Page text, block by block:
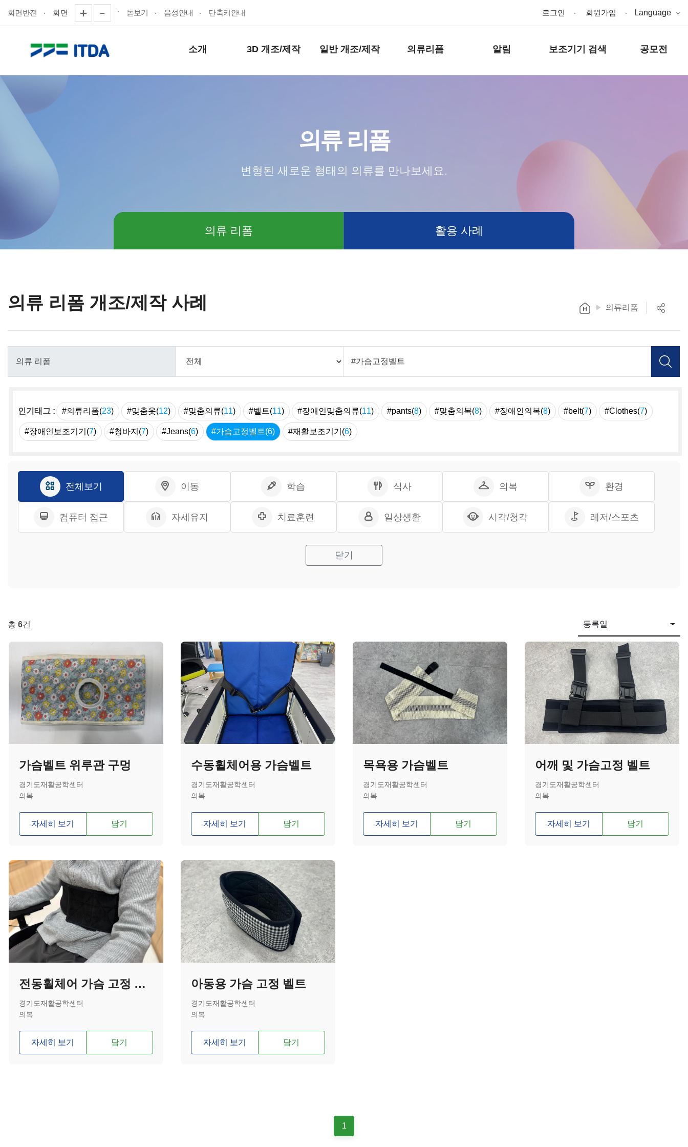
화면반전 화면 돋보기 음성안내 단축키안내 로그인 회원가입 Language
소개 3D 개조/제작 일반 개조/제작 의류리폼 알림 보조기기 검색 공모전
의류 리폼
변형된 새로운 형태의 의류를 만나보세요.
의류 리폼 활용 사례
의류 리폼 개조/제작 사례 의류리폼
인기태그 : #의류리폼(23) #맞춤옷(12) #맞춤의류(11) #벨트(11) #장애인맞춤의류(11) #pants(8) #맞춤의복(8) #장애인의복(8) #belt(7) #Clothes(7)
#장애인보조기기(7) #청바지(7) #Jeans(6) #가슴고정벨트(6) #재활보조기기(6)
전체보기 이동 학습 식사 의복 환경
컴퓨터 접근 자세유지 치료훈련 일상생활 시각/청각 레저/스포츠
닫기
총 6건 등록일
가슴벨트 위루관 구멍
경기도재활공학센터
의복
자세히 보기 담기
수동휠체어용 가슴벨트
경기도재활공학센터
의복
자세히 보기 담기
목욕용 가슴벨트
경기도재활공학센터
의복
자세히 보기 담기
어깨 및 가슴고정 벨트
경기도재활공학센터
의복
자세히 보기 담기
전동휠체어 가슴 고정 벨트
경기도재활공학센터
의복
자세히 보기 담기
아동용 가슴 고정 벨트
경기도재활공학센터
의복
자세히 보기 담기
1